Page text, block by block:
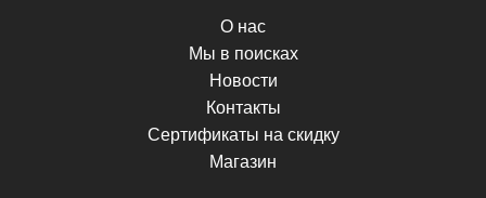
О нас
Мы в поисках
Новости
Контакты
Сертификаты на скидку
Магазин